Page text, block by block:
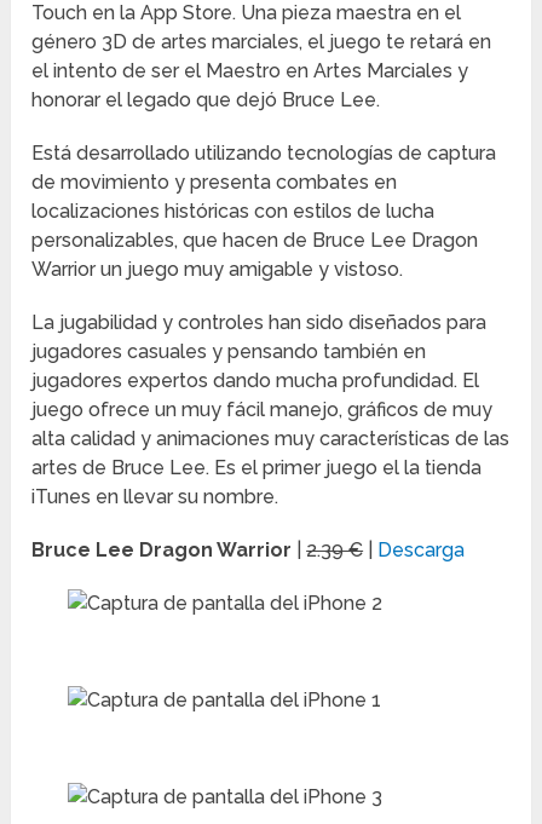
Touch en la App Store. Una pieza maestra en el
género 3D de artes marciales, el juego te retará en
el intento de ser el Maestro en Artes Marciales y
honorar el legado que dejó Bruce Lee.
Está desarrollado utilizando tecnologías de captura
de movimiento y presenta combates en
localizaciones históricas con estilos de lucha
personalizables, que hacen de Bruce Lee Dragon
Warrior un juego muy amigable y vistoso.
La jugabilidad y controles han sido diseñados para
jugadores casuales y pensando también en
jugadores expertos dando mucha profundidad. El
juego ofrece un muy fácil manejo, gráficos de muy
alta calidad y animaciones muy características de las
artes de Bruce Lee. Es el primer juego el la tienda
iTunes en llevar su nombre.
Bruce Lee Dragon Warrior |2.39 € Descarga